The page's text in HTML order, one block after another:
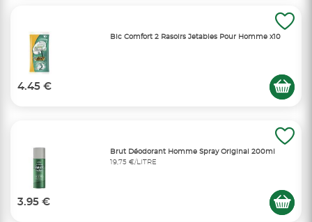
Bic Comfort 2 Rasoirs Jetables Pour Homme x10
4.45 €
Brut Déodorant Homme Spray Original 200ml
19,75 €/LITRE
3.95 €